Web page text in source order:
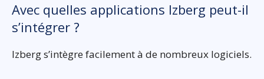
Avec quelles applications Izberg peut-il
s’intégrer ?
Izberg s’intègre facilement à de nombreux logiciels.